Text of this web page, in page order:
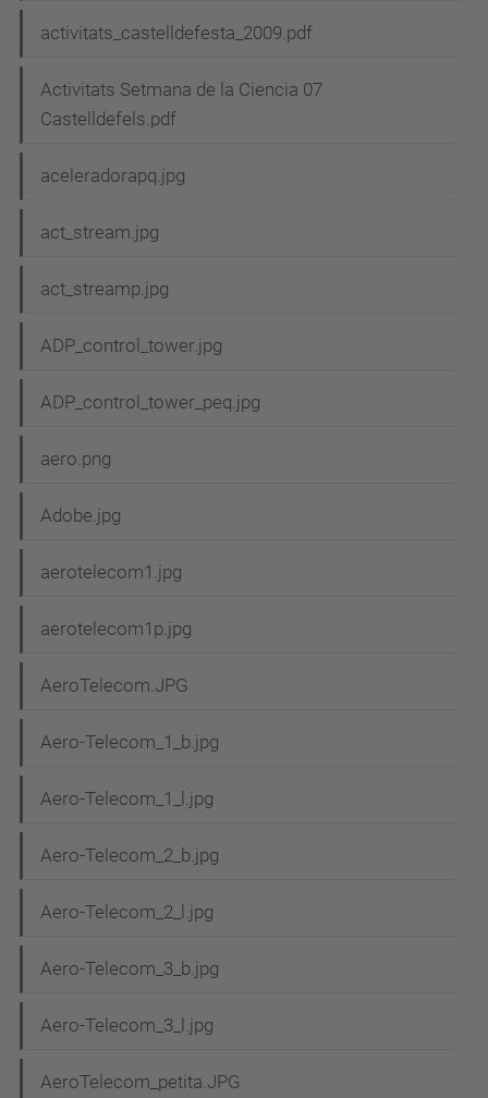
activitats_castelldefesta_2009.pdf
Activitats Setmana de la Ciencia 07
Castelldefels.pdf
aceleradorapq.jpg
act_stream.jpg
act_streamp.jpg
ADP_control_tower.jpg
ADP_control_tower_peq.jpg
aero.png
Adobe.jpg
aerotelecom1.jpg
aerotelecom1p.jpg
AeroTelecom.JPG
Aero-Telecom_1_b.jpg
Aero-Telecom_1_l.jpg
Aero-Telecom_2_b.jpg
Aero-Telecom_2_l.jpg
Aero-Telecom_3_b.jpg
Aero-Telecom_3_l.jpg
AeroTelecom_petita.JPG